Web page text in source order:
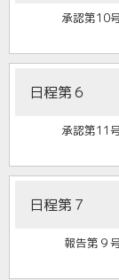
承認第10
日程第６
承認第11
日程第７
報告第９